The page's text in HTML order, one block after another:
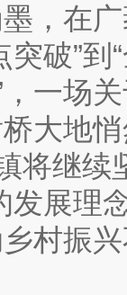
，在
破”到
，一场
大地
继续
发展理
村振